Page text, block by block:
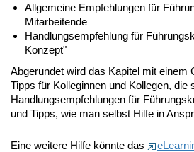
Allgemeine Empfehlungen für
Mitarbeitende
Handlungsempfehlung für
Konzept"
Abgerundet wird das Kapitel mit einem
Tipps für Kolleginnen und Kollegen, die
Handlungsempfehlungen für
und Tipps, wie man selbst Hilfe in
Eine weitere Hilfe könnte das